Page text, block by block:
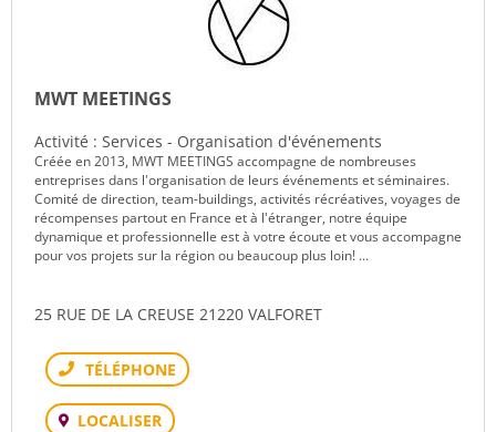
MWT MEETINGS
Activité : Services - Organisation d'événements
Créée en 2013, MWT MEETINGS accompagne de nombreuses
entreprises dans l'organisation de leurs événements et séminaires.
Comité de direction, team-buildings, activités récréatives, voyages de
récompenses partout en France et à l'étranger, notre équipe
dynamique et professionnelle est à votre écoute et vous accompagne
pour vos projets sur la région ou beaucoup plus loin! ...
25 RUE DE LA CREUSE 21220 VALFORET
Téléphone
LOCALISER